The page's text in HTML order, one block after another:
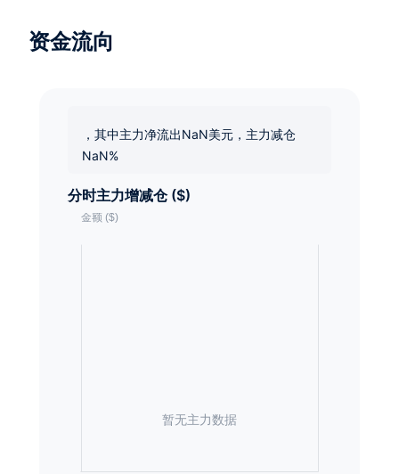
资金流向
，其中主力净流出NaN美元，主力减仓
NaN%
分时主力增减仓 ($)
暂无主力数据